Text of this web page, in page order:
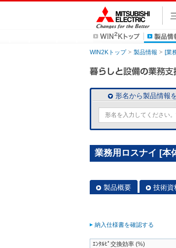
WIN2Kトップ 製品情報 [業
形名から製品情報
業務用ロスナイ [本
製品概要 技術資
納入仕様書を確認する
ｴﾝﾀﾙﾋﾟ交換効率 (%)